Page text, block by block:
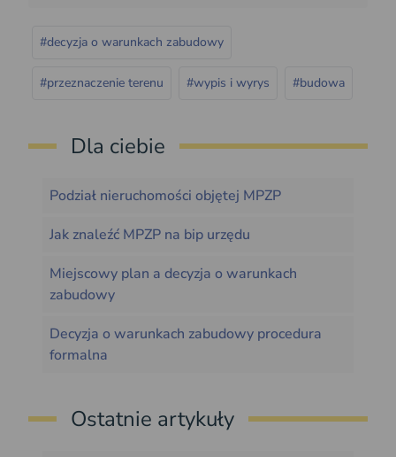
#decyzja o warunkach zabudowy
#przeznaczenie terenu #wypis i wyrys #budowa
Dla ciebie
Podział nieruchomości objętej MPZP
Jak znaleźć MPZP na bip urzędu
Miejscowy plan a decyzja o warunkach
zabudowy
Decyzja o warunkach zabudowy procedura
formalna
Ostatnie artykuły